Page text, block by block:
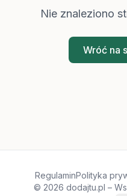
Nie znaleziono
Wróć na
RegulaminPolityka
© 2026 dodajtu.pl –